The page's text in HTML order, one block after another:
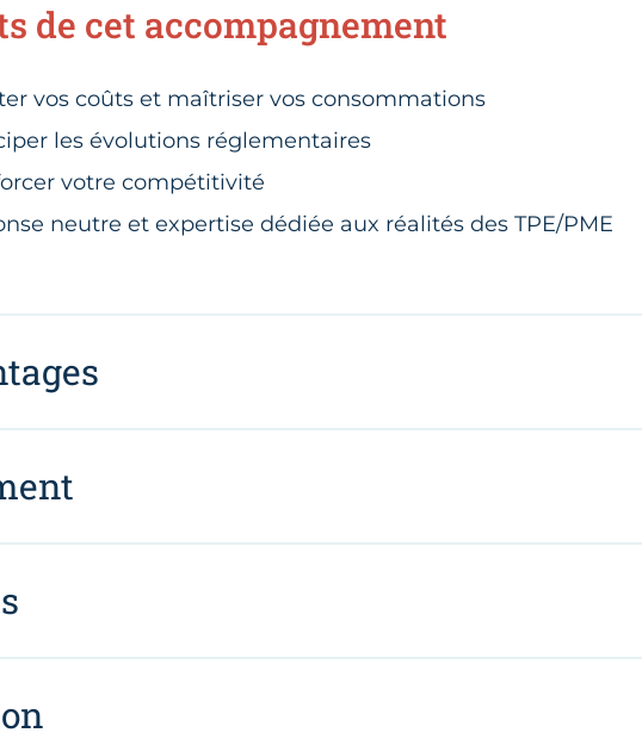
de cet accompagnement
vos coûts et maîtriser vos consommations
les évolutions réglementaires
votre compétitivité
neutre et expertise dédiée aux réalités des TPE/PME